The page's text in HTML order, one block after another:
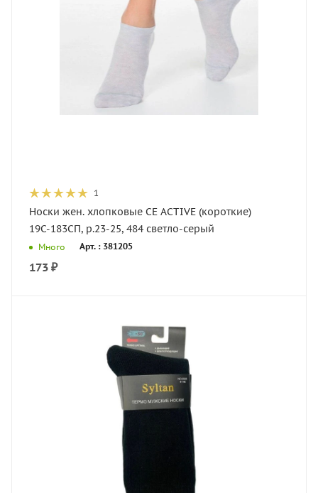
1
Носки жен. хлопковые CE ACTIVE (короткие)
19С-183СП, р.23-25, 484 светло-серый
Много Арт. : 381205
173 ₽